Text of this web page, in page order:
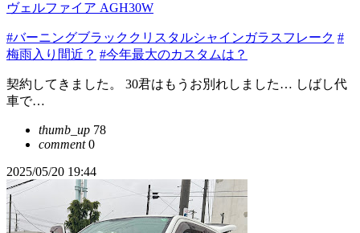
ヴェルファイア AGH30W
#バーニングブラッククリスタルシャインガラスフレーク #
梅雨入り間近？ #今年最大のカスタムは？
契約してきました。 30君はもうお別れしました… しばし代
車で…
thumb_up 78
comment0
2025/05/20 19:44